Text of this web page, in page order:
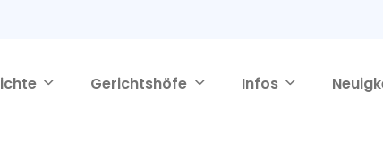
Gerichtshöfe Infos